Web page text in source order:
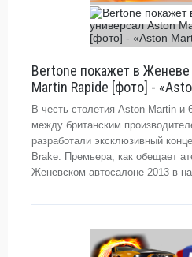
Bertone покажет в
Martin Rapide [фото] -
В честь столетия Aston Martin и
между британским
разработали эксклюзивный
Brake. Премьера, как обещает
Женевском автосалоне 2013 в